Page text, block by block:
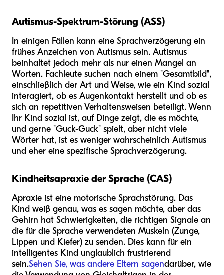
Autismus-Spektrum-Störung (ASS)
In einigen Fällen kann eine Sprachverzögerung ein
frühes Anzeichen von Autismus sein. Autismus
beinhaltet jedoch mehr als nur einen Mangel an
Worten. Fachleute suchen nach einem "Gesamtbild",
einschließlich der Art und Weise, wie ein Kind sozial
interagiert, ob es Augenkontakt herstellt und ob es
sich an repetitiven Verhaltensweisen beteiligt. Wenn
Ihr Kind sozial ist, auf Dinge zeigt, die es möchte,
und gerne "Guck-Guck" spielt, aber nicht viele
Wörter hat, ist es weniger wahrscheinlich Autismus
und eher eine spezifische Sprachverzögerung.
Kindheitsapraxie der Sprache (CAS)
Apraxie ist eine motorische Sprachstörung. Das
Kind weiß genau, was es sagen möchte, aber das
Gehirn hat Schwierigkeiten, die richtigen Signale an
die für die Sprache verwendeten Muskeln (Zunge,
Lippen und Kiefer) zu senden. Dies kann für ein
intelligentes Kind unglaublich frustrierend
sein.Sehen Sie, was andere Eltern sagendarüber, wie